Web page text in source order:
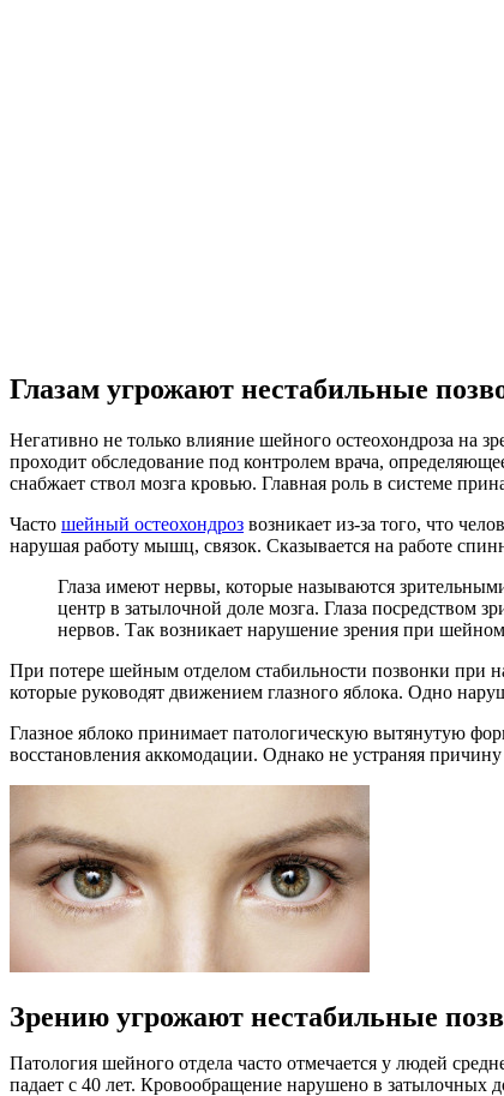
Глазам угрожают нестабильные
Негативно не только влияние шейного остеохондроза на
проходит обследование под контролем врача,
снабжает ствол мозга кровью. Главная роль в системе
Часто шейный остеохондроз возникает из-за того, что
нарушая работу мышц, связок. Сказывается на работе
Глаза имеют нервы, которые называются
центр в затылочной доле мозга. Глаза посредством
нервов. Так возникает нарушение зрения при шейном
При потере шейным отделом стабильности позвонки при
которые руководят движением глазного яблока. Одно
Глазное яблоко принимает патологическую вытянутую
восстановления аккомодации. Однако не устраняя
Зрению угрожают нестабильные
Патология шейного отдела часто отмечается у людей
падает с 40 лет. Кровообращение нарушено в затылочных